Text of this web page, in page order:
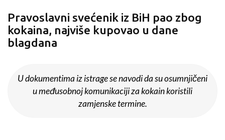
Pravoslavni svećenik iz BiH pao zbog
kokaina, najviše kupovao u dane
blagdana
U dokumentima iz istrage se navodi da su osumnjičeni
u međusobnoj komunikaciji za kokain koristili
zamjenske termine.